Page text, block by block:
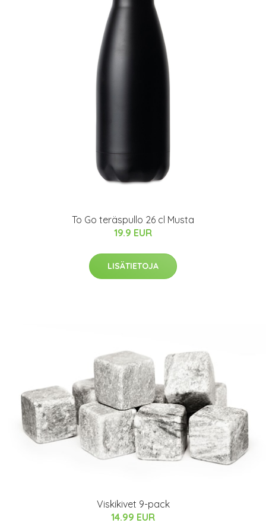
To Go teräspullo 26 cl Musta
19.9 EUR
LISÄTIETOJA
Viskikivet 9-pack
14.99 EUR